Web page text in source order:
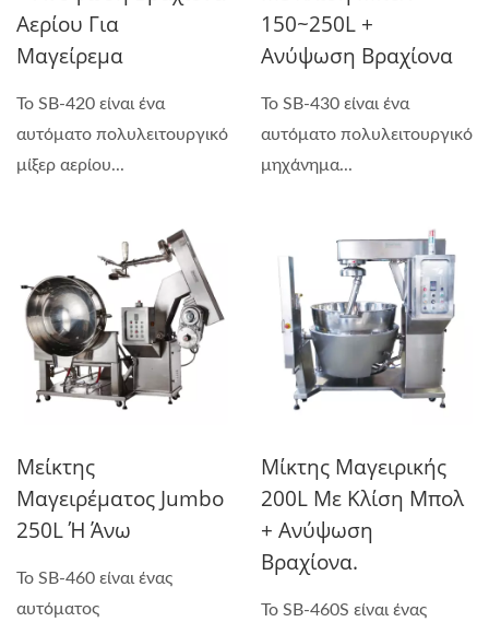
Αερίου Για
Μαγείρεμα
Το SB-420 είναι ένα
αυτόματο πολυλειτουργικό
μίξερ αερίου...
150~250L +
Ανύψωση Βραχίονα
Το SB-430 είναι ένα
αυτόματο πολυλειτουργικό
μηχάνημα...
Μείκτης
Μαγειρέματος Jumbo
250L Ή Άνω
Το SB-460 είναι ένας
αυτόματος
Μίκτης Μαγειρικής
200L Με Κλίση Μπολ
+ Ανύψωση
Βραχίονα.
Το SB-460S είναι ένας